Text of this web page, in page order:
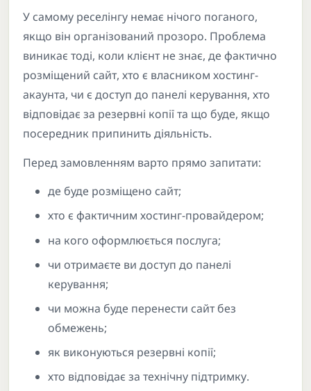
У самому реселінгу немає нічого поганого,
якщо він організований прозоро. Проблема
виникає тоді, коли клієнт не знає, де фактично
розміщений сайт, хто є власником хостинг-
акаунта, чи є доступ до панелі керування, хто
відповідає за резервні копії та що буде, якщо
посередник припинить діяльність.
Перед замовленням варто прямо запитати:
де буде розміщено сайт;
хто є фактичним хостинг-провайдером;
на кого оформлюється послуга;
чи отримаєте ви доступ до панелі
керування;
чи можна буде перенести сайт без
обмежень;
як виконуються резервні копії;
хто відповідає за технічну підтримку.